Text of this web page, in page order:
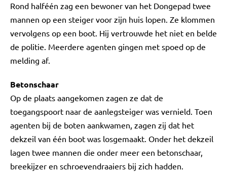
Rond halféén zag een bewoner van het Dongepad twee
mannen op een steiger voor zijn huis lopen. Ze klommen
vervolgens op een boot. Hij vertrouwde het niet en belde
de politie. Meerdere agenten gingen met spoed op de
melding af.
Betonschaar
Op de plaats aangekomen zagen ze dat de
toegangspoort naar de aanlegsteiger was vernield. Toen
agenten bij de boten aankwamen, zagen zij dat het
dekzeil van één boot was losgemaakt. Onder het dekzeil
lagen twee mannen die onder meer een betonschaar,
breekijzer en schroevendraaiers bij zich hadden.